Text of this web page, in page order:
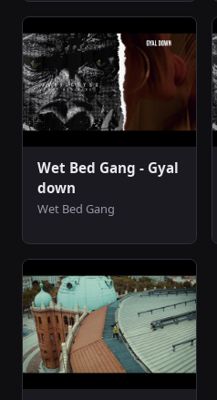
Wet Bed Gang - Gyal
down
Wet Bed Gang